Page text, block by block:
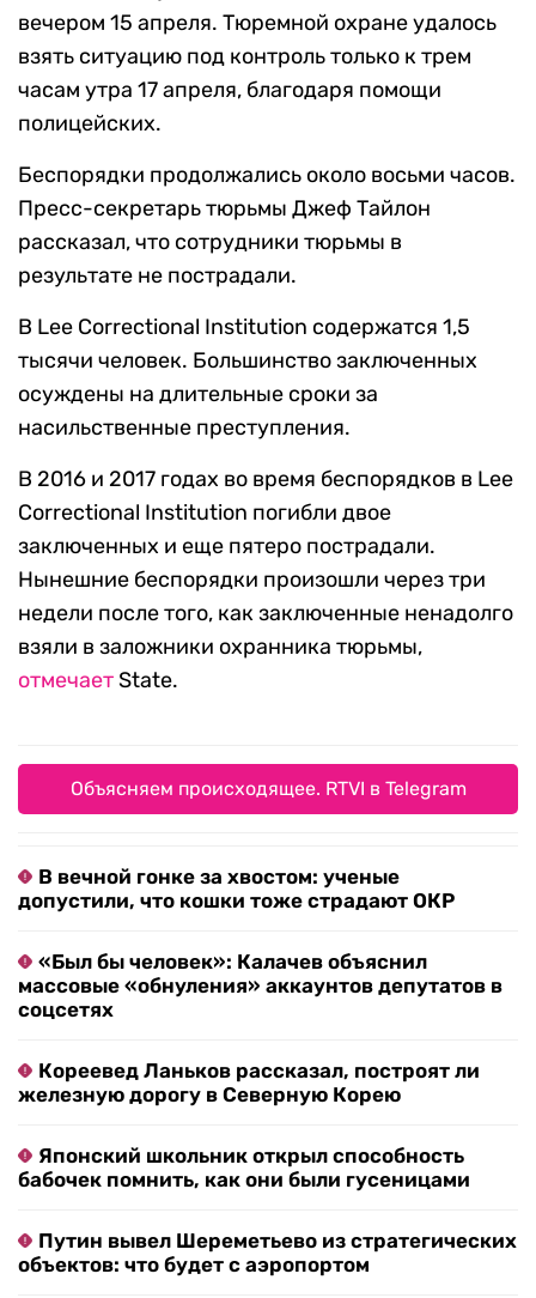
вечером 15 апреля. Тюремной охране удалось
взять ситуацию под контроль только к трем
часам утра 17 апреля, благодаря помощи
полицейских.
Беспорядки продолжались около восьми часов.
Пресс-секретарь тюрьмы Джеф Тайлон
рассказал, что сотрудники тюрьмы в
результате не пострадали.
В Lee Correctional Institution содержатся 1,5
тысячи человек. Большинство заключенных
осуждены на длительные сроки за
насильственные преступления.
В 2016 и 2017 годах во время беспорядков в Lee
Correctional Institution погибли двое
заключенных и еще пятеро пострадали.
Нынешние беспорядки произошли через три
недели после того, как заключенные ненадолго
взяли в заложники охранника тюрьмы,
отмечаетState.
Объясняем происходящее. RTVI в Telegram
В вечной гонке за хвостом: ученые
допустили, что кошки тоже страдают ОКР
«Был бы человек»: Калачев объяснил
массовые «обнуления» аккаунтов депутатов в
соцсетях
Кореевед Ланьков рассказал, построят ли
железную дорогу в Северную Корею
Японский школьник открыл способность
бабочек помнить, как они были гусеницами
Путин вывел Шереметьево из стратегических
объектов: что будет с аэропортом